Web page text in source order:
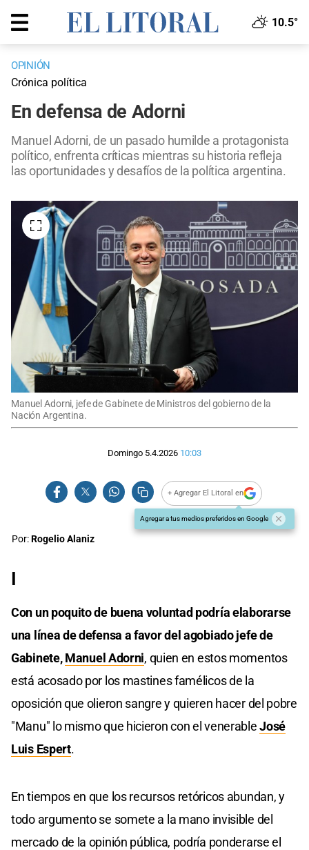
10.5°
OPINIÓN
Crónica política
En defensa de Adorni
Manuel Adorni, de un pasado humilde a protagonista
político, enfrenta críticas mientras su historia refleja
las oportunidades y desafíos de la política argentina.
Manuel Adorni, jefe de Gabinete de Ministros del gobierno de la
Nación Argentina.
Domingo 5.4.2026 10:03
+ Agregar El Litoral en
Agregar a tus medios preferidos en Google
Por:Rogelio Alaniz
I
Con un poquito de buena voluntad podría elaborarse
una línea de defensa a favor del agobiado jefe de
Gabinete,Manuel Adorni, quien en estos momentos
está acosado por los mastines famélicos de la
oposición que olieron sangre y quieren hacer del pobre
"Manu" lo mismo que hicieron con el venerableJosé
Luis Espert.
En tiempos en que los recursos retóricos abundan, y
todo argumento se somete a la mano invisible del
mercado de la opinión pública, podría ponderarse el